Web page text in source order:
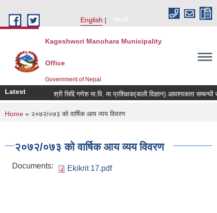
English
नेपाली
Kageshwori Manohara Municipality
Office
Government of Nepal
Latest श्री सिद्दि गणेश मा.वि. मा प्रशिक्षक(बाली विज्ञान) आवश्यकता सम्बन्धी सूचना
You are here
Home » २०७२/०७३ को वार्षिक आय व्यय विवरण
२०७२/०७३ को वार्षिक आय व्यय विवरण
Documents: Ekikrit 17.pdf